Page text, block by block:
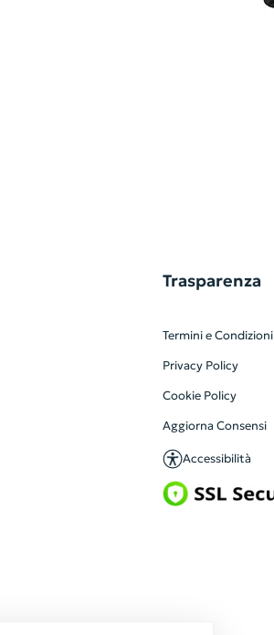
Trasparenza
Termini e Condizioni
Privacy Policy
Cookie Policy
Aggiorna Consensi
Accessibilità